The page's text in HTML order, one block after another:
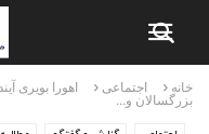
خانه اجتماعی
اهورا بویری
بزرگسالان و...